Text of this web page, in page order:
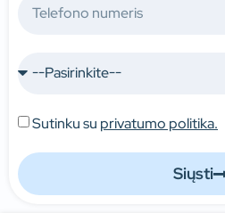
Sutinku su privatumo politika.
Siųsti